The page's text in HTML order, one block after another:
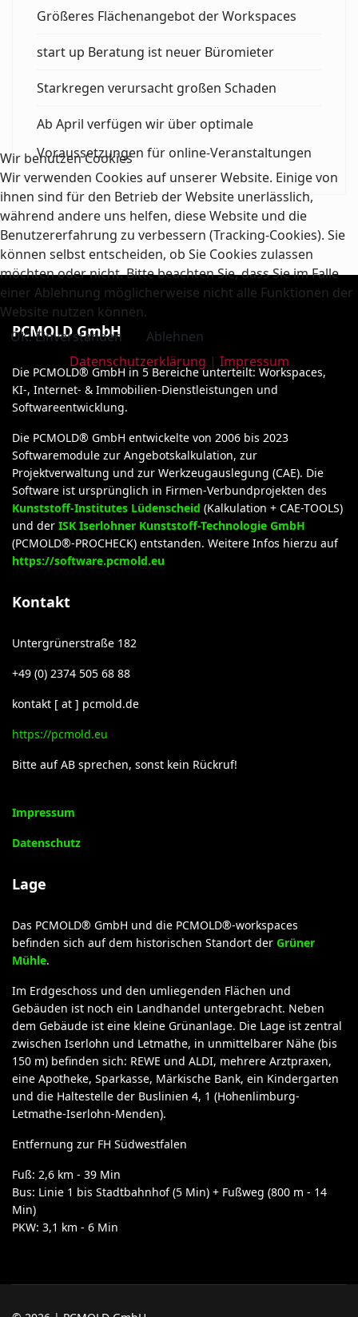
Größeres Flächenangebot der Workspaces
start up Beratung ist neuer Büromieter
Starkregen verursacht großen Schaden
Ab April verfügen wir über optimale
Voraussetzungen für online-Veranstaltungen
PCMOLD GmbH
Die PCMOLD® GmbH in 5 Bereiche unterteilt: Workspaces,
KI-, Internet- & Immobilien-Dienstleistungen und
Softwareentwicklung.
Die PCMOLD® GmbH entwickelte von 2006 bis 2023
Softwaremodule zur Angebotskalkulation, zur
Projektverwaltung und zur Werkzeugauslegung (CAE). Die
Software ist ursprünglich in Firmen-Verbundprojekten des
Kunststoff-Institutes Lüdenscheid (Kalkulation + CAE-TOOLS)
und der ISK Iserlohner Kunststoff-Technologie GmbH
(PCMOLD®-PROCHECK) entstanden. Weitere Infos hierzu auf
https://software.pcmold.eu
Kontakt
Untergrünerstraße 182
+49 (0) 2374 505 68 88
kontakt [ at ] pcmold.de
https://pcmold.eu
Bitte auf AB sprechen, sonst kein Rückruf!
Impressum
Datenschutz
Lage
Das PCMOLD® GmbH und die PCMOLD®-workspaces
befinden sich auf dem historischen Standort der Grüner
Mühle.
Im Erdgeschoss und den umliegenden Flächen und
Gebäuden ist noch ein Landhandel untergebracht. Neben
dem Gebäude ist eine kleine Grünanlage. Die Lage ist zentral
zwischen Iserlohn und Letmathe, in unmittelbarer Nähe (bis
150 m) befinden sich: REWE und ALDI, mehrere Arztpraxen,
eine Apotheke, Sparkasse, Märkische Bank, ein Kindergarten
und die Haltestelle der Buslinien 4, 1 (Hohenlimburg-
Letmathe-Iserlohn-Menden).
Entfernung zur FH Südwestfalen
Fuß: 2,6 km - 39 Min
Bus: Linie 1 bis Stadtbahnhof (5 Min) + Fußweg (800 m - 14
Min)
PKW: 3,1 km - 6 Min
Wir benutzen Cookies
Wir verwenden Cookies auf unserer Website. Einige von
ihnen sind für den Betrieb der Website unerlässlich,
während andere uns helfen, diese Website und die
Benutzererfahrung zu verbessern (Tracking-Cookies). Sie
können selbst entscheiden, ob Sie Cookies zulassen
möchten oder nicht. Bitte beachten Sie, dass Sie im Falle
einer Ablehnung möglicherweise nicht alle Funktionen der
Website nutzen können.
OK: Einverstanden
Ablehnen
Datenschutzerklärung | Impressum